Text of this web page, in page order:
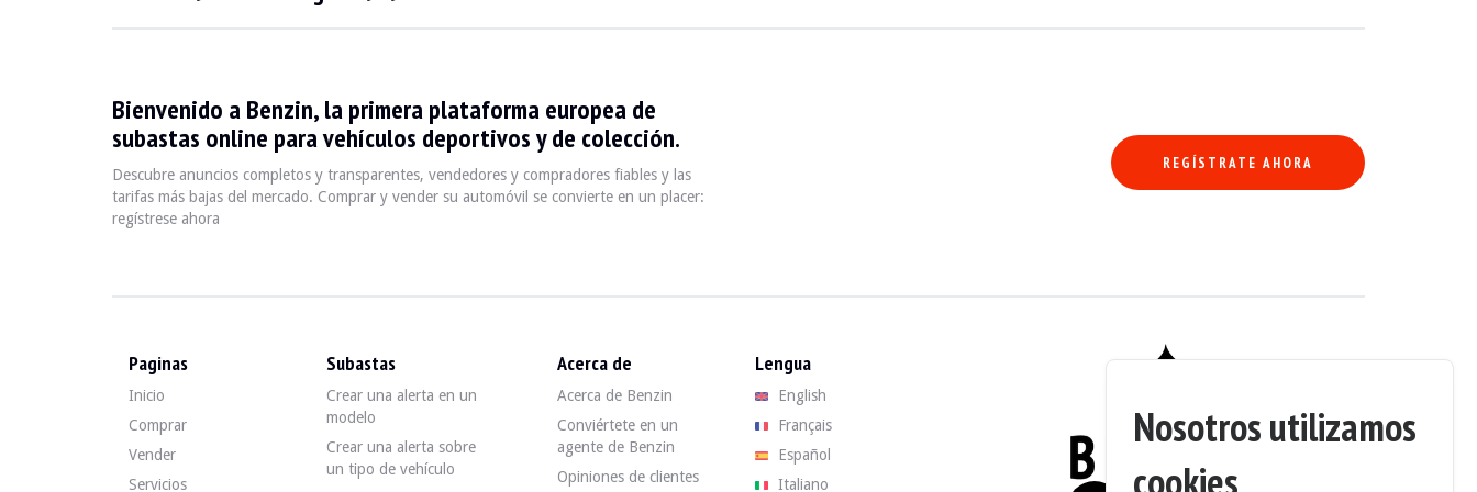
Video
Descripción
Exteriormente, el vendedor afirma que el vehículo está en buen estado. La carrocería azul sólo tiene algunos defectos, que pueden verse en la galería. Fotos de los bajos están disponibles en la galería.
Bienvenido a Benzin, la primera plataforma europea de
subastas online para vehículos deportivos y de colección.
Descubre anuncios completos y transparentes, vendedores y compradores fiables y las
tarifas más bajas del mercado. Comprar y vender su automóvil se convierte en un placer:
regístrese ahora
REGÍSTRATE AHORA
Paginas
Inicio
Comprar
Vender
Servicios
Subastas
Crear una alerta en un
modelo
Crear una alerta sobre
un tipo de vehículo
Acerca de
Acerca de Benzin
Conviértete en un
agente de Benzin
Opiniones de clientes
Lengua
English
Français
Español
Italiano
Nosotros utilizamos
cookies